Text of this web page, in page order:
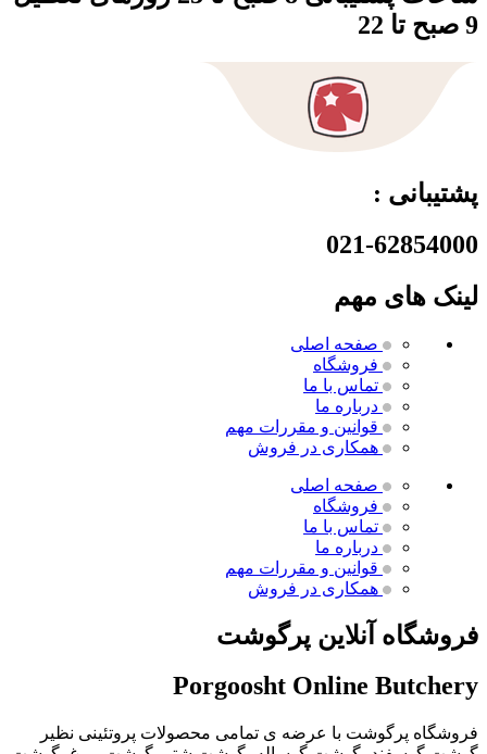
9 صبح تا 22
پشتیبانی :
021-62854000
لینک های مهم
صفحه اصلی
فروشگاه
تماس با ما
درباره ما
قوانین و مقررات مهم
همکاری در فروش
صفحه اصلی
فروشگاه
تماس با ما
درباره ما
قوانین و مقررات مهم
همکاری در فروش
فروشگاه آنلاین پرگوشت
Porgoosht Online Butchery
فروشگاه پرگوشت با عرضه ی تمامی محصولات پروتئینی نظیر